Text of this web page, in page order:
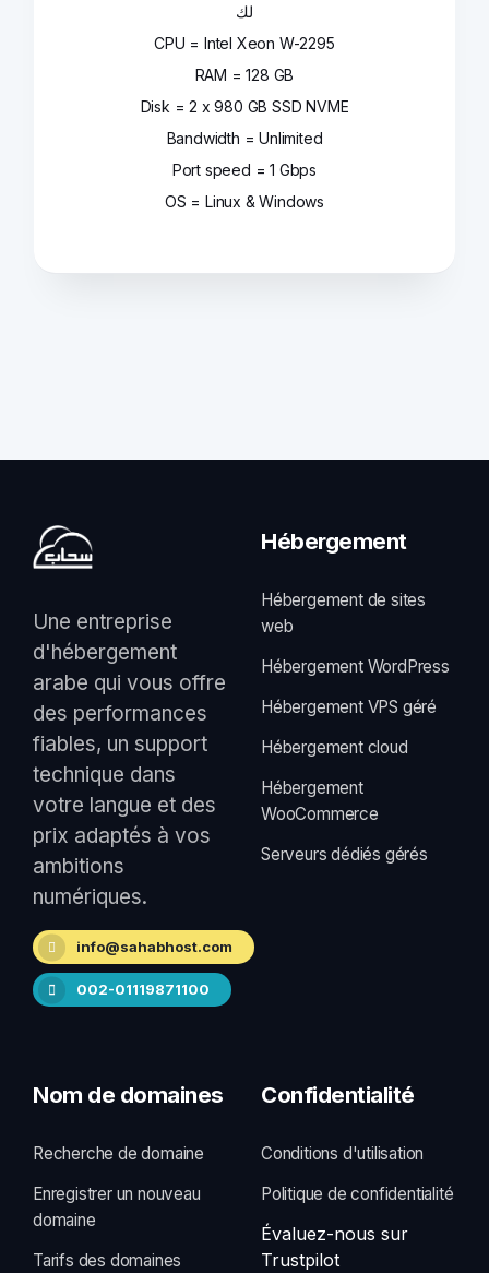
لك
CPU = Intel Xeon W-2295
RAM = 128 GB
Disk = 2 x 980 GB SSD NVME
Bandwidth = Unlimited
Port speed = 1 Gbps
OS = Linux & Windows
Une entreprise
d'hébergement
arabe qui vous offre
des performances
fiables, un support
technique dans
votre langue et des
prix adaptés à vos
ambitions
numériques.
info@sahabhost.com
002-01119871100
Hébergement
Hébergement de sites
web
Hébergement WordPress
Hébergement VPS géré
Hébergement cloud
Hébergement
WooCommerce
Serveurs dédiés gérés
Nom de domaines
Recherche de domaine
Enregistrer un nouveau
domaine
Tarifs des domaines
Confidentialité
Conditions d'utilisation
Politique de confidentialité
Évaluez-nous sur
Trustpilot